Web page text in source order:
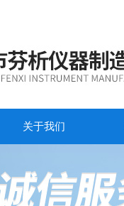
关于我们